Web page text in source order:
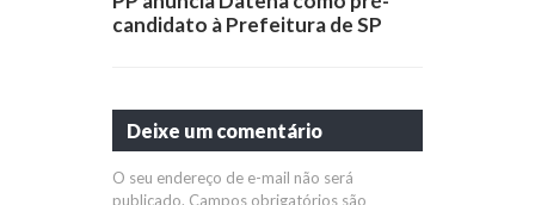
candidato à Prefeitura de SP
Deixe um comentário
O seu endereço de e-mail não será
publicado. Campos obrigatórios são